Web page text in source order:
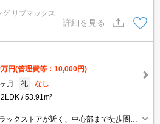
ット無料☆防犯カメラ、オートロック、
TVインターホン付きで安心。宅配ボック
リブマックス
詳細を見る
万円(管理費等：10,000円)
月 礼
なし
2LDK 53.91m²
ックストアが近く、中心部まで徒歩圏内